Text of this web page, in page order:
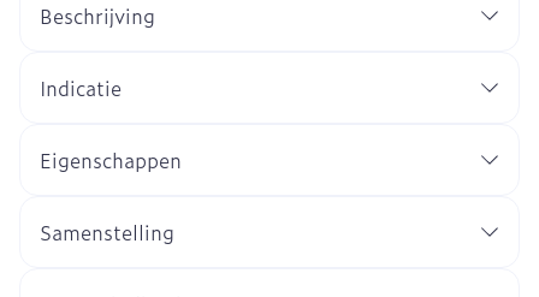
Beschrijving
Indicatie
Eigenschappen
Samenstelling